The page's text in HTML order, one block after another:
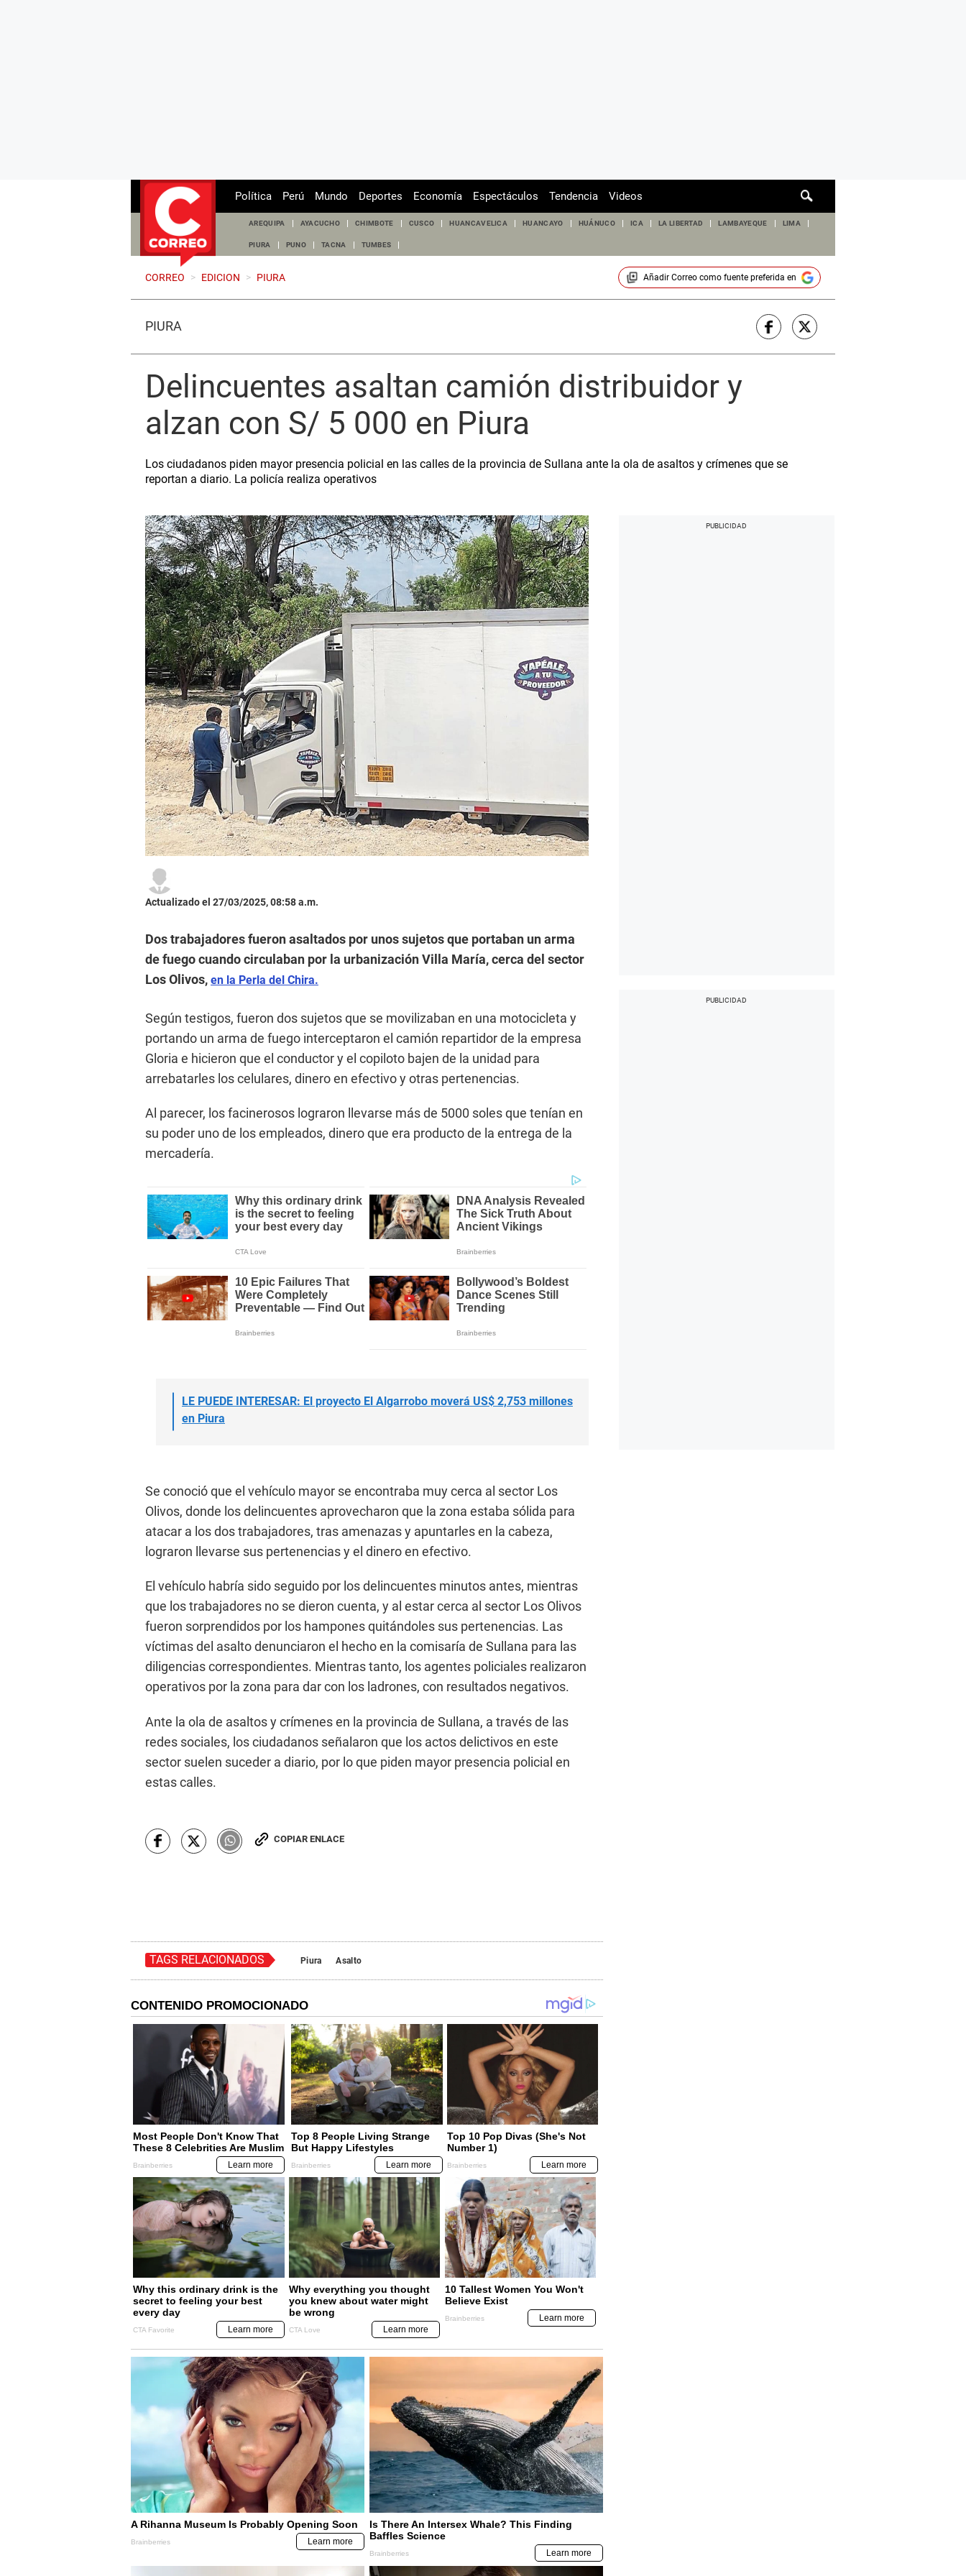
de
Política Perú Mundo Deportes Economía Espectáculos Tendencia Videos
AREQUIPA AYACUCHO CHIMBOTE CUSCO HUANCAVELICA HUANCAYO HUÁNUCO ICA LA LIBERTAD LAMBAYEQUE LIMA
PIURA PUNO TACNA TUMBES
CORREO > EDICION > PIURA Añadir Correocomo fuente preferida en
PIURA
Delincuentes asaltan camión distribuidor y
alzan con S/ 5 000 en Piura
Los ciudadanos piden mayor presencia policial en las calles de la provincia de Sullana ante la ola de asaltos y crímenes que se
reportan a diario. La policía realiza operativos
Actualizado el 27/03/2025, 08:58 a.m.
Dos trabajadores fueron asaltados por unos sujetos que portaban un arma
de fuego cuando circulaban por la urbanización Villa María, cerca del sector
Los Olivos, en la Perla del Chira.
Según testigos, fueron dos sujetos que se movilizaban en una motocicleta y
portando un arma de fuego interceptaron el camión repartidor de la empresa
Gloria e hicieron que el conductor y el copiloto bajen de la unidad para
arrebatarles los celulares, dinero en efectivo y otras pertenencias.
Al parecer, los facinerosos lograron llevarse más de 5000 soles que tenían en
su poder uno de los empleados, dinero que era producto de la entrega de la
mercadería.
LE PUEDE INTERESAR: El proyecto El Algarrobo moverá US$ 2,753 millones
en Piura
Se conoció que el vehículo mayor se encontraba muy cerca al sector Los
Olivos, donde los delincuentes aprovecharon que la zona estaba sólida para
atacar a los dos trabajadores, tras amenazas y apuntarles en la cabeza,
lograron llevarse sus pertenencias y el dinero en efectivo.
El vehículo habría sido seguido por los delincuentes minutos antes, mientras
que los trabajadores no se dieron cuenta, y al estar cerca al sector Los Olivos
fueron sorprendidos por los hampones quitándoles sus pertenencias. Las
víctimas del asalto denunciaron el hecho en la comisaría de Sullana para las
diligencias correspondientes. Mientras tanto, los agentes policiales realizaron
operativos por la zona para dar con los ladrones, con resultados negativos.
Ante la ola de asaltos y crímenes en la provincia de Sullana, a través de las
redes sociales, los ciudadanos señalaron que los actos delictivos en este
sector suelen suceder a diario, por lo que piden mayor presencia policial en
estas calles.
COPIAR ENLACE
TAGS RELACIONADOS Piura Asalto